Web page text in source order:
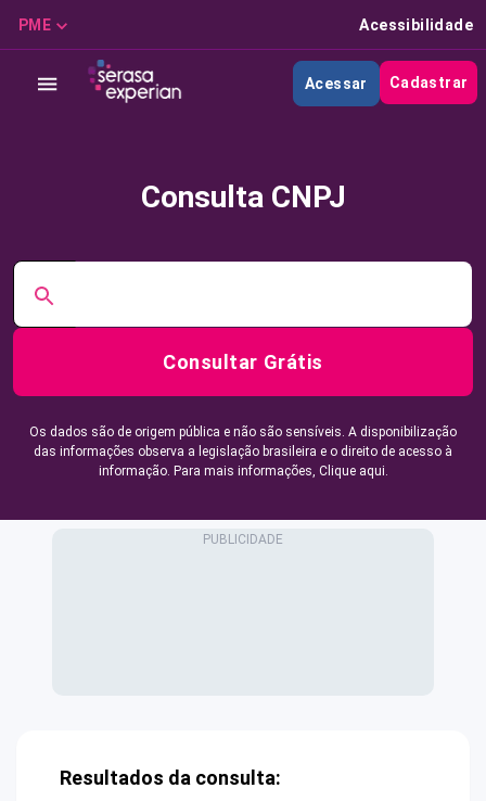
PME Acessibilidade
Acessar Cadastrar
Consulta CNPJ
Consultar Grátis
Os dados são de origem pública e não são sensíveis. A disponibilização
das informações observa a legislação brasileira e o direito de acesso à
informação. Para mais informações, Clique aqui.
Resultados da consulta: